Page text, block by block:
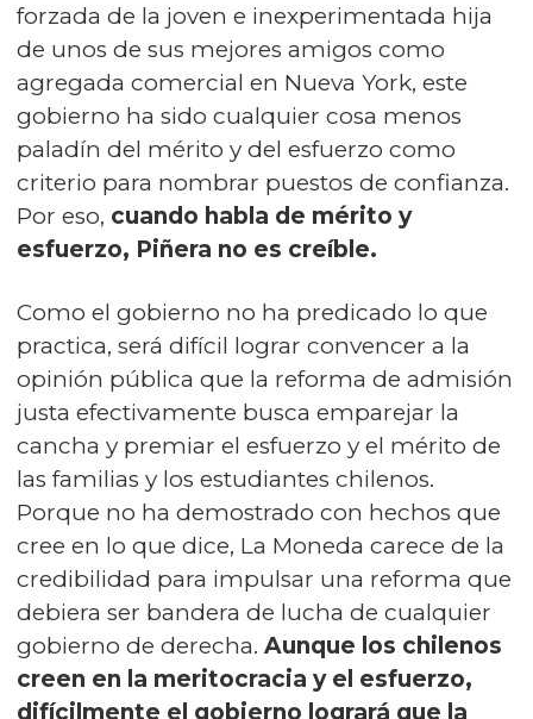
forzada de la joven e inexperimentada hija
de unos de sus mejores amigos como
agregada comercial en Nueva York, este
gobierno ha sido cualquier cosa menos
paladín del mérito y del esfuerzo como
criterio para nombrar puestos de confianza.
Por eso, cuando habla de mérito y
esfuerzo, Piñera no es creíble.
Como el gobierno no ha predicado lo que
practica, será difícil lograr convencer a la
opinión pública que la reforma de admisión
justa efectivamente busca emparejar la
cancha y premiar el esfuerzo y el mérito de
las familias y los estudiantes chilenos.
Porque no ha demostrado con hechos que
cree en lo que dice, La Moneda carece de la
credibilidad para impulsar una reforma que
debiera ser bandera de lucha de cualquier
gobierno de derecha. Aunque los chilenos
creen en la meritocracia y el esfuerzo,
difícilmente el gobierno logrará que la